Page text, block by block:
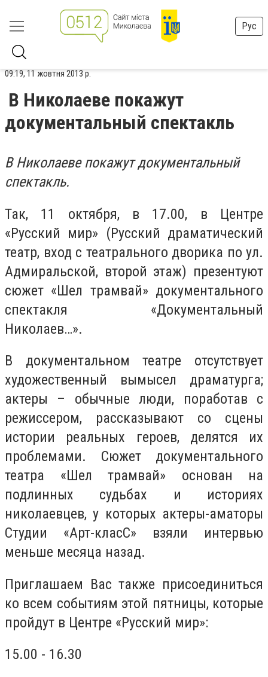
Рус
09:19, 11 жовтня 2013 р.
В Николаеве покажут
документальный спектакль
В Николаеве покажут документальный
спектакль.
Так, 11 октября, в 17.00, в Центре
«Русский мир» (Русский драматический
театр, вход с театрального дворика по ул.
Адмиральской, второй этаж) презентуют
сюжет «Шел трамвай» документального
спектакля «Документальный
Николаев…».
В документальном театре отсутствует
художественный вымысел драматурга;
актеры – обычные люди, поработав с
режиссером, рассказывают со сцены
истории реальных героев, делятся их
проблемами. Сюжет документального
театра «Шел трамвай» основан на
подлинных судьбах и историях
николаевцев, у которых актеры-аматоры
Студии «Арт-класС» взяли интервью
меньше месяца назад.
Приглашаем Вас также присоединиться
ко всем событиям этой пятницы, которые
пройдут в Центре «Русский мир»:
15.00 - 16.30